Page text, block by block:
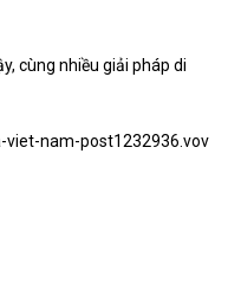
cùng nhiều giải pháp di
nam-post1232936.vov